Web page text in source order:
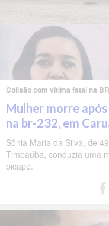
Colisão com vítima fatal na
Mulher morre
na br-232, em
Sônia Maria da Silva, de
Timbaúba, conduzia uma
picape.